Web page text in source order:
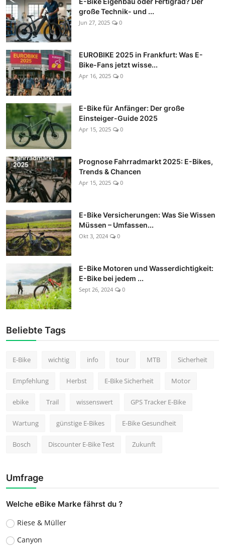
große Technik- und ...
Jun 27, 2025 0
EUROBIKE 2025 in Frankfurt: Was E-
Bike-Fans jetzt wisse...
Apr 16, 2025 0
E-Bike für Anfänger: Der große
Einsteiger-Guide 2025
Apr 15, 2025 0
Prognose Fahrradmarkt 2025: E-Bikes,
Trends & Chancen
Apr 15, 2025 0
E-Bike Versicherungen: Was Sie Wissen
Müssen – Umfassen...
Okt 3, 2024 0
E-Bike Motoren und Wasserdichtigkeit:
E-Bike bei jedem ...
Sept 26, 2024 0
Beliebte Tags
E-Bike wichtig info tour MTB Sicherheit
Empfehlung Herbst E-Bike Sicherheit Motor
ebike Trail wissenswert GPS Tracker E-Bike
Wartung günstige E-Bikes E-Bike Gesundheit
Bosch Discounter E-Bike Test Zukunft
Umfrage
Welche eBike Marke fährst du ?
Riese & Müller
Canyon